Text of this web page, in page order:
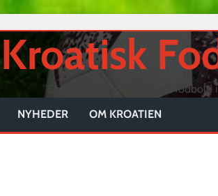
Kroatisk
Danmarks bedste side om fodbold
NYHEDER OM KROATIEN